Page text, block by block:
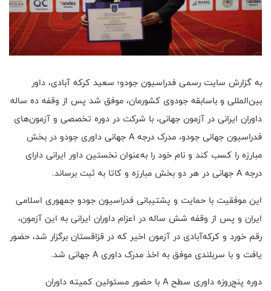
به گزارش سایت رسمی فدراسیون جودو؛ سعید کرکه آبادی، داور
بین‌المللی و باسابقه جودوی کشورمان، موفق شد پس از وقفه ده ساله
داوران ایرانی در آزمون جهانی، با شرکت در دوره تخصصی و آزمون‌های
فدراسیون جهانی جودو، مدرک درجه A جهانی داوری جودو در بخش
مبارزه را کسب کند و نام خود را به‌عنوان نخستین داور ایرانی دارای
درجه A جهانی در هر دو بخش مبارزه و کاتا به ثبت برساند.
این موفقیت با حمایت و پشتیبانی فدراسیون جودو جمهوری اسلامی
ایران و پس از وقفه شش ساله در اعزام داوران ایرانی به این آزمون،
رقم خورد و کرکه‌آبادی در آزمون اخیر که در قزاقستان برگزار شد، حضور
یافت و با سربلندی موفق به اخذ مدرک داوری A جهانی شد.
دوره پنج‌روزه داوری سطح A با حضور مسئولین کمیته داوران